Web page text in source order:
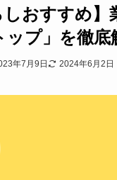
しおすすめ
ップ」を徹底
年7月9日 2024年6月2日